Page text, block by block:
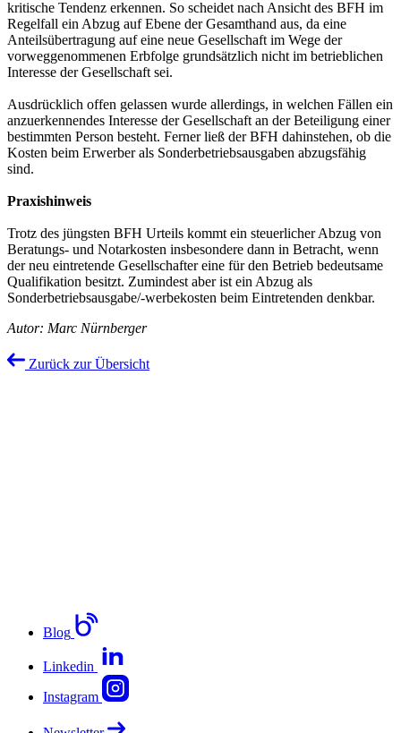
kritische Tendenz erkennen. So scheidet nach Ansicht des BFH im
Regelfall ein Abzug auf Ebene der Gesamthand aus, da eine
Anteilsübertragung auf eine neue Gesellschaft im Wege der
vorweggenommenen Erbfolge grundsätzlich nicht im betrieblichen
Interesse der Gesellschaft sei.
Ausdrücklich offen gelassen wurde allerdings, in welchen Fällen ein
anzuerkennendes Interesse der Gesellschaft an der Beteiligung einer
bestimmten Person besteht. Ferner ließ der BFH dahinstehen, ob die
Kosten beim Erwerber als Sonderbetriebsausgaben abzugsfähig
sind.
Praxishinweis
Trotz des jüngsten BFH Urteils kommt ein steuerlicher Abzug von
Beratungs- und Notarkosten insbesondere dann in Betracht, wenn
der neu eintretende Gesellschafter eine für den Betrieb bedeutsame
Qualifikation besitzt. Zumindest aber ist ein Abzug als
Sonderbetriebsausgabe/-werbekosten beim Eintretenden denkbar.
Autor: Marc Nürnberger
Zurück zur Übersicht
Blog
Linkedin
Instagram